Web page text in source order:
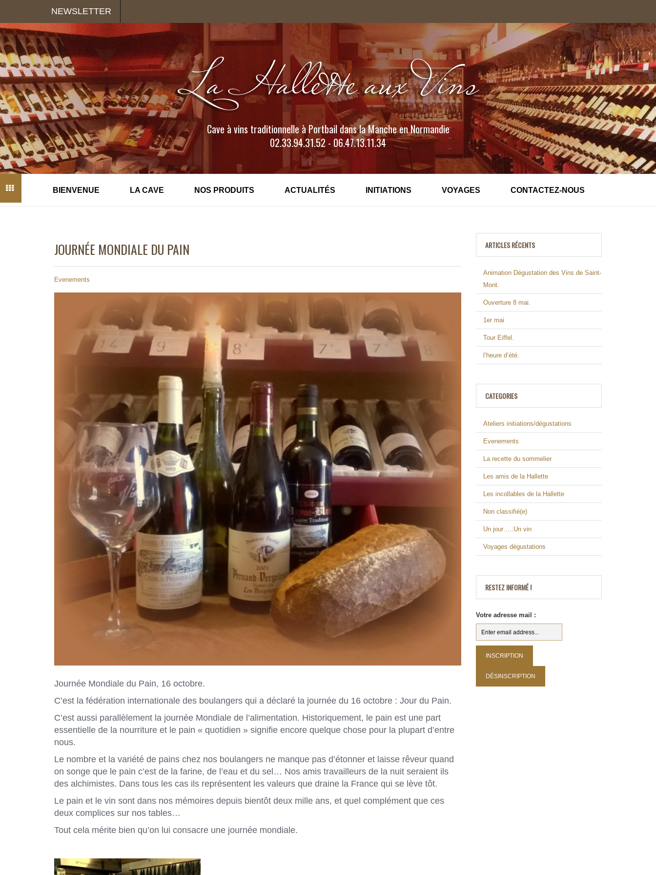
NEWSLETTER
Cave à vins traditionnelle à Portbail dans la Manche en Normandie
02.33.94.31.52 - 06.47.13.11.34
BIENVENUE LA CAVE NOS PRODUITS ACTUALITÉS INITIATIONS VOYAGES CONTACTEZ-NOUS
JOURNÉE MONDIALE DU PAIN
Evenements
Journée Mondiale du Pain, 16 octobre.
C’est la fédération internationale des boulangers qui a déclaré la journée du 16 octobre : Jour du Pain.
C’est aussi parallèlement la journée Mondiale de l’alimentation. Historiquement, le pain est une part
essentielle de la nourriture et le pain « quotidien » signifie encore quelque chose pour la plupart d’entre
nous.
Le nombre et la variété de pains chez nos boulangers ne manque pas d’étonner et laisse rêveur quand
on songe que le pain c’est de la farine, de l’eau et du sel… Nos amis travailleurs de la nuit seraient ils
des alchimistes. Dans tous les cas ils représentent les valeurs que draine la France qui se lève tôt.
Le pain et le vin sont dans nos mémoires depuis bientôt deux mille ans, et quel complément que ces
deux complices sur nos tables…
Tout cela mérite bien qu’on lui consacre une journée mondiale.
ARTICLES RÉCENTS
Animation Dégustation des Vins de Saint-
Mont.
Ouverture 8 mai.
1er mai
Tour Eiffel.
l’heure d’été.
CATEGORIES
Ateliers initiations/dégustations
Evenements
La recette du sommelier
Les amis de la Hallette
Les incollables de la Hallette
Non classifié(e)
Un jour…..Un vin
Voyages dégustations
RESTEZ INFORMÉ !
Votre adresse mail :
Panneau de gestion des cookies